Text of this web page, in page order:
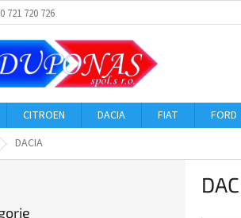
721 720 726
CITROEN DACIA FIAT FORD
DACIA